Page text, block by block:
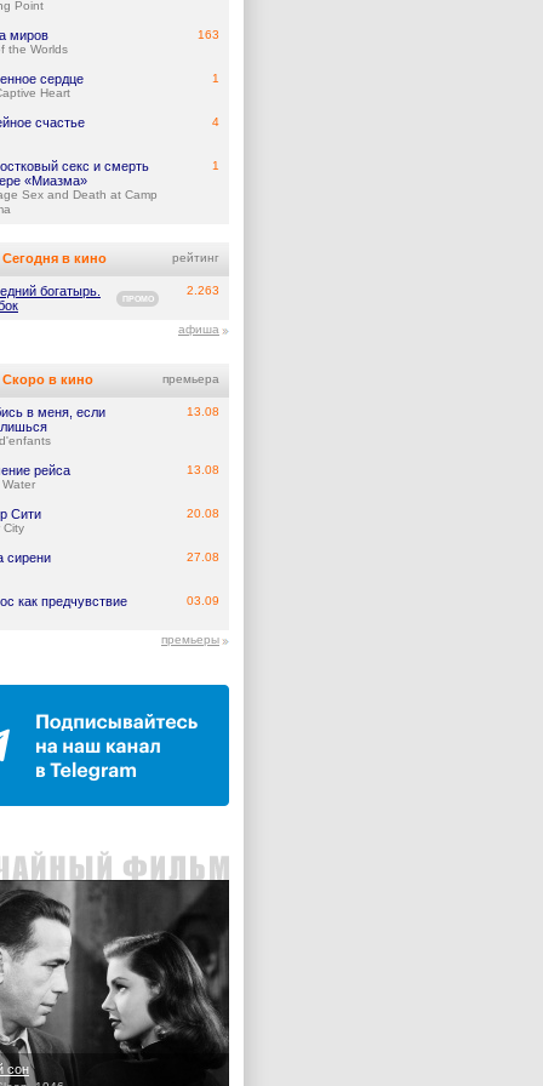
Point
миров
the Worlds
163
сердце
Heart
1
счастье 4
секс и смерть
«Миазма»
Sex and Death at Camp
1
Сегодня в кино рейтинг
богатырь.
ПРОМО
2.263
афиша
Скоро в кино премьера
в меня, если
13.08
рейса 13.08
Сити
City
20.08
сирени 27.08
как предчувствие 03.09
премьеры
сон